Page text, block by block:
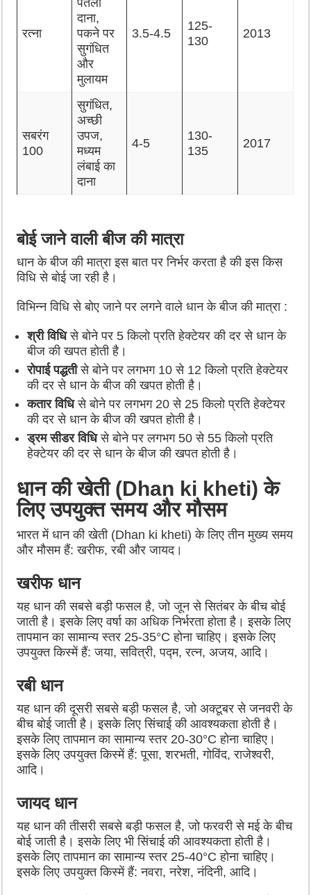
रत्ना
पतला
दाना,
पकने पर
सुगंधित
और
मुलायम
3.5-4.5
125-
130
2013
सबरंग
100
सुगंधित,
अच्छी
उपज,
मध्यम
लंबाई का
दाना
4-5
130-
135
2017
बोई जाने वाली बीज की मात्रा
धान के बीज की मात्रा इस बात पर निर्भर करता है की इस किस
विधि से बोई जा रही है।
विभिन्न विधि से बोए जाने पर लगने वाले धान के बीज की मात्रा :
श्री विधिसे बोने पर 5 किलो प्रति हेक्टेयर की दर से धान के
बीज की खपत होती है।
रोपाई पद्धतीसे बोने पर लगभग 10 से 12 किलो प्रति हेक्टेयर
की दर से धान के बीज की खपत होती है।
कतार विधिसे बोने पर लगभग 20 से 25 किलो प्रति हेक्टेयर
की दर से धान के बीज की खपत होती है।
ड्रम सीडर विधिसे बोने पर लगभग 50 से 55 किलो प्रति
हेक्टेयर की दर से धान के बीज की खपत होती है।
धान की खेती (Dhan ki kheti) के
लिए उपयुक्त समय और मौसम
भारत में धान की खेती (Dhan ki kheti) के लिए तीन मुख्य समय
और मौसम हैं: खरीफ, रबी और जायद।
खरीफ धान
यह धान की सबसे बड़ी फसल है, जो जून से सितंबर के बीच बोई
जाती है। इसके लिए वर्षा का अधिक निर्भरता होता है। इसके लिए
तापमान का सामान्य स्तर 25-35°C होना चाहिए। इसके लिए
उपयुक्त किस्में हैं: जया, सवित्री, पद्म, रत्न, अजय, आदि।
रबी धान
यह धान की दूसरी सबसे बड़ी फसल है, जो अक्टूबर से जनवरी के
बीच बोई जाती है। इसके लिए सिंचाई की आवश्यकता होती है।
इसके लिए तापमान का सामान्य स्तर 20-30°C होना चाहिए।
इसके लिए उपयुक्त किस्में हैं: पूसा, शरभती, गोविंद, राजेश्वरी,
आदि।
जायद धान
यह धान की तीसरी सबसे बड़ी फसल है, जो फरवरी से मई के बीच
बोई जाती है। इसके लिए भी सिंचाई की आवश्यकता होती है।
इसके लिए तापमान का सामान्य स्तर 25-40°C होना चाहिए।
इसके लिए उपयुक्त किस्में हैं: नवरा, नरेश, नंदिनी, आदि।